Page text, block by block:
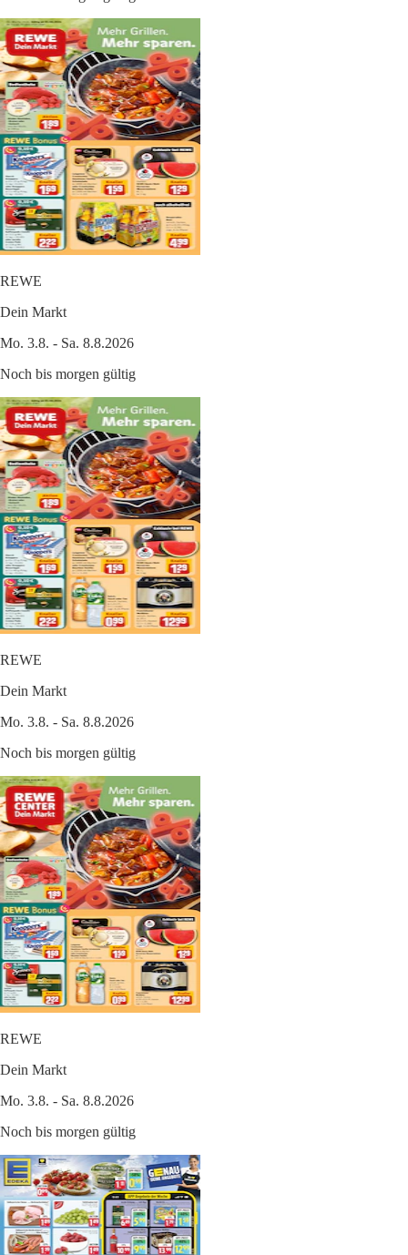
REWE
Dein Markt
Mo. 3.8. - Sa. 8.8.2026
Noch bis morgen gültig
REWE
Dein Markt
Mo. 3.8. - Sa. 8.8.2026
Noch bis morgen gültig
REWE
Dein Markt
Mo. 3.8. - Sa. 8.8.2026
Noch bis morgen gültig